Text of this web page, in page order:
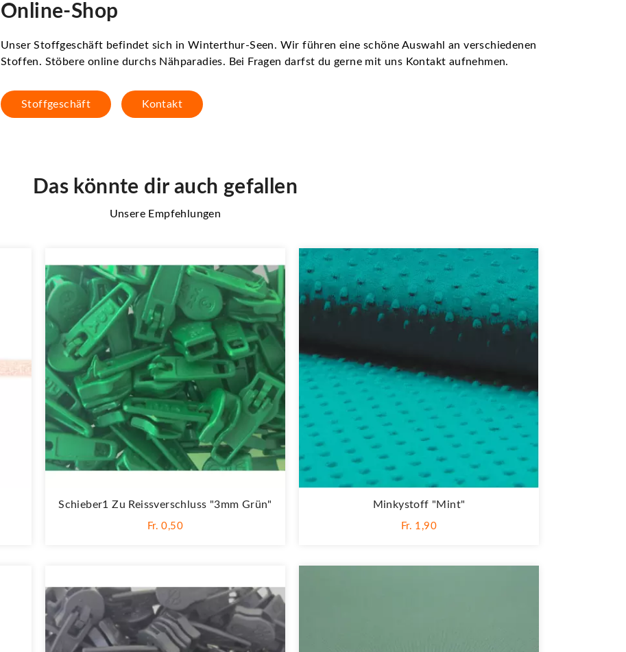
Online-Shop
Unser Stoffgeschäft befindet sich in Winterthur-Seen. Wir führen eine schöne Auswahl an verschiedenen
Stoffen. Stöbere online durchs Nähparadies. Bei Fragen darfst du gerne mit uns Kontakt aufnehmen.
Stoffgeschäft Kontakt
Das könnte dir auch gefallen
Unsere Empfehlungen
Schieber1 Zu Reissverschluss "3mm Grün"
Fr. 0,50
Minkystoff "Mint"
Fr. 1,90